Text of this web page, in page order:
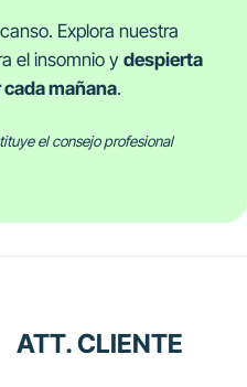
Explora nuestra
el insomnio ydespierta
mañana.
el consejo profesional
ATT. CLIENTE